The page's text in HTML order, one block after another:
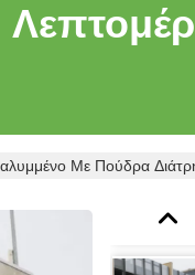
Με Πούδρα